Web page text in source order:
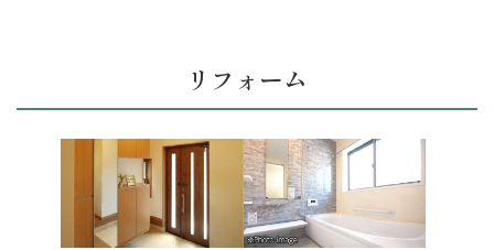
リフォーム